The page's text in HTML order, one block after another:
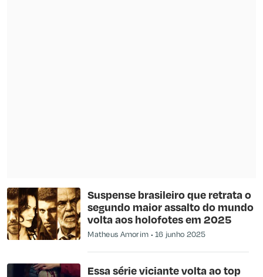
Suspense brasileiro que retrata o
segundo maior assalto do mundo
volta aos holofotes em 2025
Matheus Amorim 16 junho 2025
Essa série viciante volta ao top